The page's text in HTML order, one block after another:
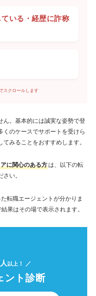
いる・経歴に詐称
スクロールします
ん。基本的には誠実な姿勢で登
のケースでサポートを受けら
みることをおすすめします。
に関心のある方は、以下の転
い。
転職エージェントが分かりま
結果はその場で表示されます。
以上！ ／
ント診断